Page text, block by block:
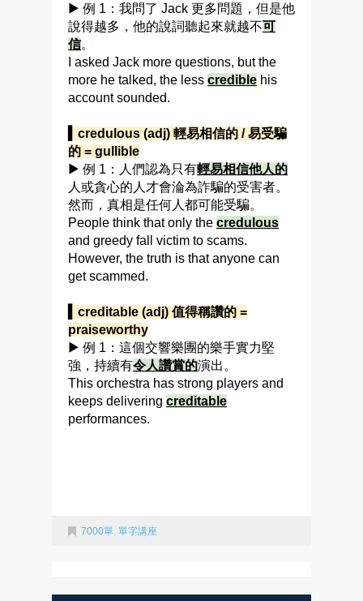
▶ 例 1：我問了 Jack 更多問題，但是他
說得越多，他的說詞聽起來就越不可
信。
I asked Jack more questions, but the
more he talked, the less credible his
account sounded.
▍credulous (adj) 輕易相信的 / 易受騙
的 = gullible
▶ 例 1：人們認為只有輕易相信他人的
人或貪心的人才會淪為詐騙的受害者。
然而，真相是任何人都可能受騙。
People think that only the credulous
and greedy fall victim to scams.
However, the truth is that anyone can
get scammed.
▍creditable (adj) 值得稱讚的 =
praiseworthy
▶ 例 1：這個交響樂團的樂手實力堅
強，持續有令人讚賞的演出。
This orchestra has strong players and
keeps delivering creditable
performances.
7000單 單字講座